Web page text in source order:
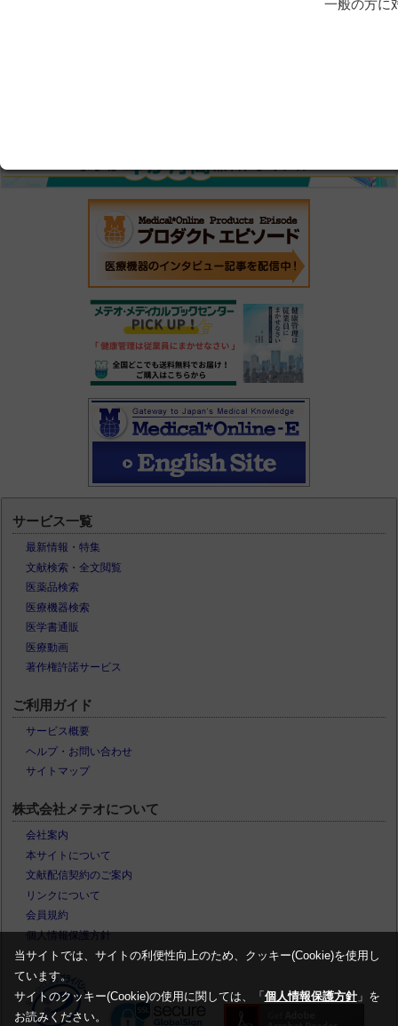
サービス一覧
最新情報・特集
文献検索・全文閲覧
医薬品検索
医療機器検索
医学書通販
医療動画
著作権許諾サービス
ご利用ガイド
サービス概要
ヘルプ・お問い合わせ
サイトマップ
株式会社メテオについて
会社案内
本サイトについて
文献配信契約のご案内
リンクについて
会員規約
個人情報保護方針
一般の方に
当サイトでは、サイトの利便性向上のため、クッキー(Cookie)を使用し
ています。
サイトのクッキー(Cookie)の使用に関しては、「 個人情報保護方針」を
お読みください。